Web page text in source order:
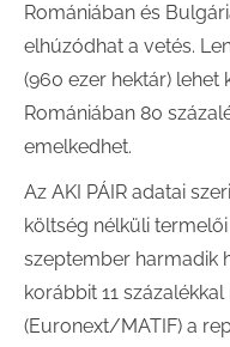
Romániában és
elhúzódhat a vetés.
(960 ezer hektár)
Romániában 80
emelkedhet.
Az AKI PÁIR adatai
költség nélküli
szeptember harmadik
korábbit 11
(Euronext/MATIF) a